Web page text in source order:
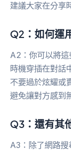
建議大家在分享
Q2：如何運
A2：你可以將
時機穿插在對話
不要過於炫耀或
避免讓對方感到
Q3：還有其
A3：除了網路